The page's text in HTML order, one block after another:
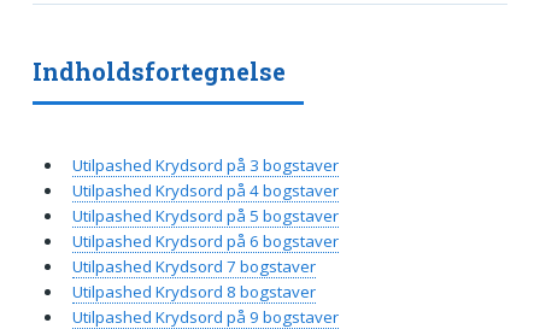
Indholdsfortegnelse
Utilpashed Krydsord på 3 bogstaver
Utilpashed Krydsord på 4 bogstaver
Utilpashed Krydsord på 5 bogstaver
Utilpashed Krydsord på 6 bogstaver
Utilpashed Krydsord 7 bogstaver
Utilpashed Krydsord 8 bogstaver
Utilpashed Krydsord på 9 bogstaver